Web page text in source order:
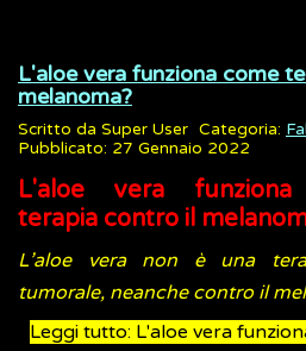
L'aloe vera funziona come
melanoma?
Scritto da Super User Categoria:
Pubblicato: 27 Gennaio 2022
L'aloe vera
terapia contro il
L’aloe vera non è una
tumorale, neanche contro il
Leggi tutto: L'aloe vera